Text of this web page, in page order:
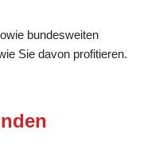
bundesweiten
Sie davon profitieren.